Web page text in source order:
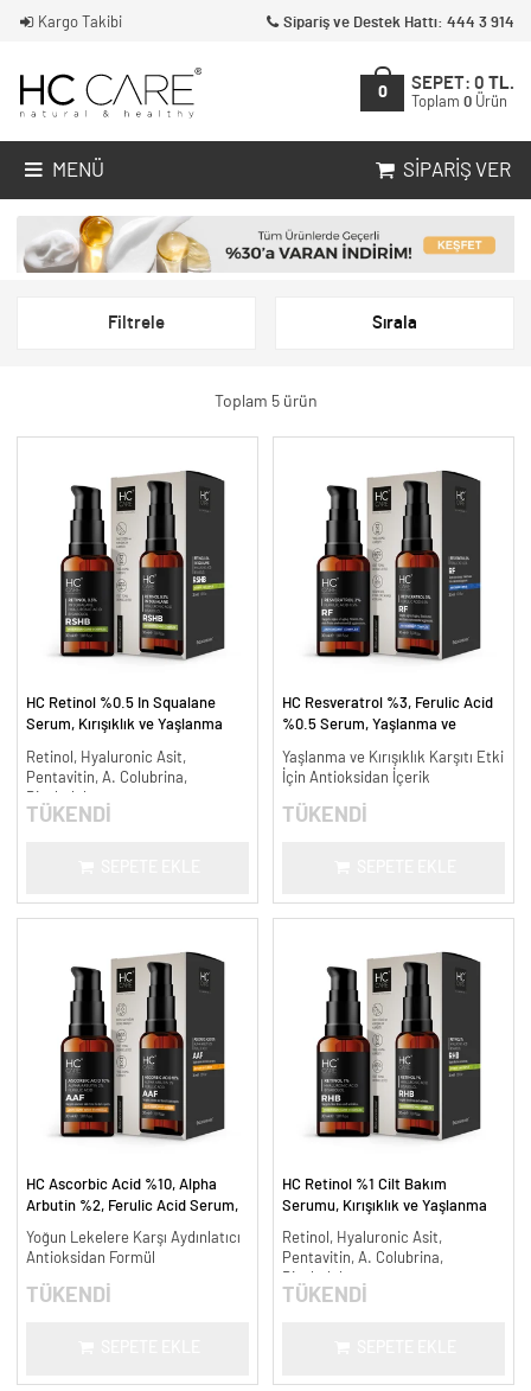
Kargo Takibi Sipariş ve Destek Hattı: 444 3 914
0
SEPET: 0 TL.
Toplam 0 Ürün
MENÜ SIPARIŞ VER
Filtrele Sırala
Toplam 5 ürün
HC Retinol %0.5 In Squalane
Serum, Kırışıklık ve Yaşlanma
Retinol, Hyaluronic Asit,
Pentavitin, A. Colubrina,
Bisabolol
TÜKENDİ
HC Resveratrol %3, Ferulic Acid
%0.5 Serum, Yaşlanma ve
Yaşlanma ve Kırışıklık Karşıtı Etki
İçin Antioksidan İçerik
TÜKENDİ
HC Ascorbic Acid %10, Alpha
Arbutin %2, Ferulic Acid Serum,
ml.
Yoğun Lekelere Karşı Aydınlatıcı
Antioksidan Formül
TÜKENDİ
HC Retinol %1 Cilt Bakım
Serumu, Kırışıklık ve Yaşlanma
Retinol, Hyaluronic Asit,
Pentavitin, A. Colubrina,
TÜKENDİ